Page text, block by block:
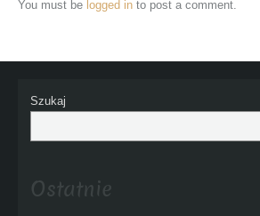
You must be logged in to post a comment.
Szukaj
Ostatnie